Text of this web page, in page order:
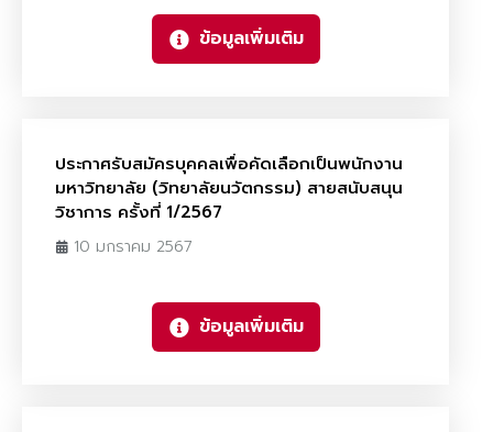
ข้อมูลเพิ่มเติม
ประกาศรับสมัครบุคคลเพื่อคัดเลือกเป็นพนักงาน
มหาวิทยาลัย (วิทยาลัยนวัตกรรม) สายสนับสนุน
วิชาการ ครั้งที่ 1/2567
10 มกราคม 2567
ข้อมูลเพิ่มเติม